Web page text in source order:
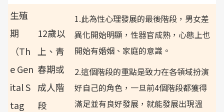
生殖
期
（Th
e Gen
ital S
tag
12歲以
上、青
春期或
成人階
段
1.此為性心理發展的最後階段，男女差
異化開始明顯，性器官成熟，心態上也
開始有婚姻、家庭的意識。
2.這個階段的重點是致力在各領域扮演
好自己的角色，一旦前4個階段都獲得
滿足並有良好發展，就能發展出現溫